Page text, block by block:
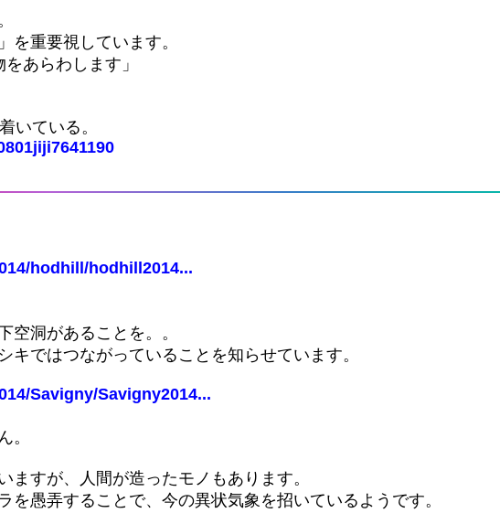
を重要視しています。
あらわします」
いている。
hodhill/hodhill2014...
空洞があることを。。
キではつながっていることを知らせています。
Savigny/Savigny2014...
。
ますが、人間が造ったモノもあります。
愚弄することで、今の異状気象を招いているようです。